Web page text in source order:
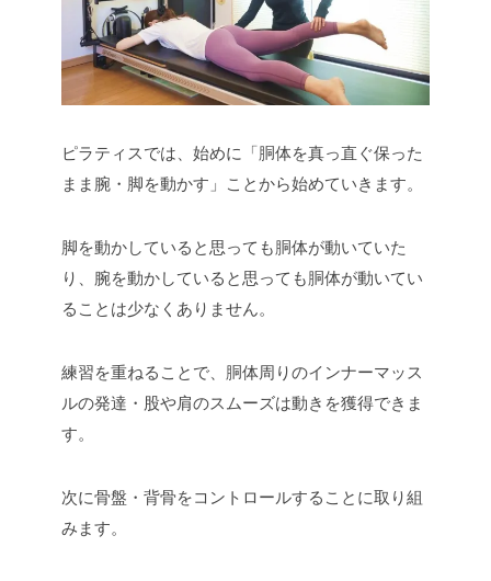
ピラティスでは、始めに「胴体を真っ直ぐ保った
まま腕・脚を動かす」ことから始めていきます。
脚を動かしていると思っても胴体が動いていた
り、腕を動かしていると思っても胴体が動いてい
ることは少なくありません。
練習を重ねることで、胴体周りのインナーマッス
ルの発達・股や肩のスムーズは動きを獲得できま
す。
次に骨盤・背骨をコントロールすることに取り組
みます。